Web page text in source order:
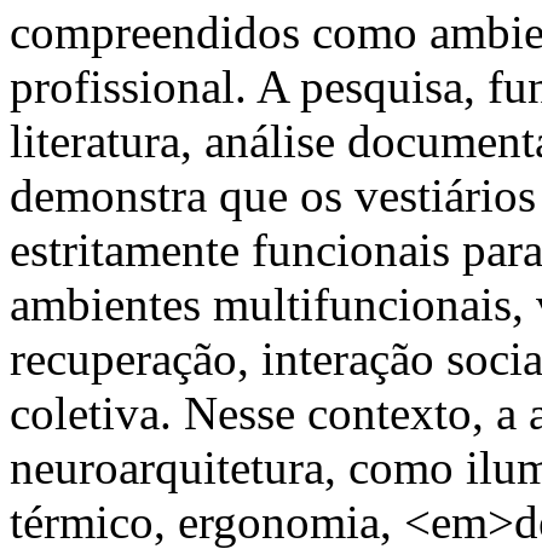
compreendidos como
profissional. A pesquisa,
literatura, análise
demonstra que os
estritamente funcionais
ambientes multifuncionais,
recuperação, interação
coletiva. Nesse contexto,
neuroarquitetura, como
térmico, ergonomia,